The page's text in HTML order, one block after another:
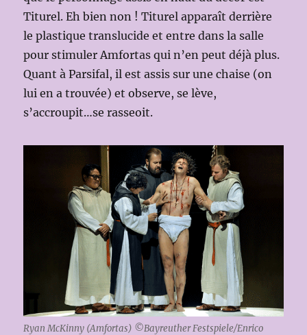
Titurel. Eh bien non ! Titurel apparaît derrière
le plastique translucide et entre dans la salle
pour stimuler Amfortas qui n’en peut déjà plus.
Quant à Parsifal, il est assis sur une chaise (on
lui en a trouvée) et observe, se lève,
s’accroupit…se rasseoit.
Ryan McKinny (Amfortas) ©Bayreuther Festspiele/Enrico